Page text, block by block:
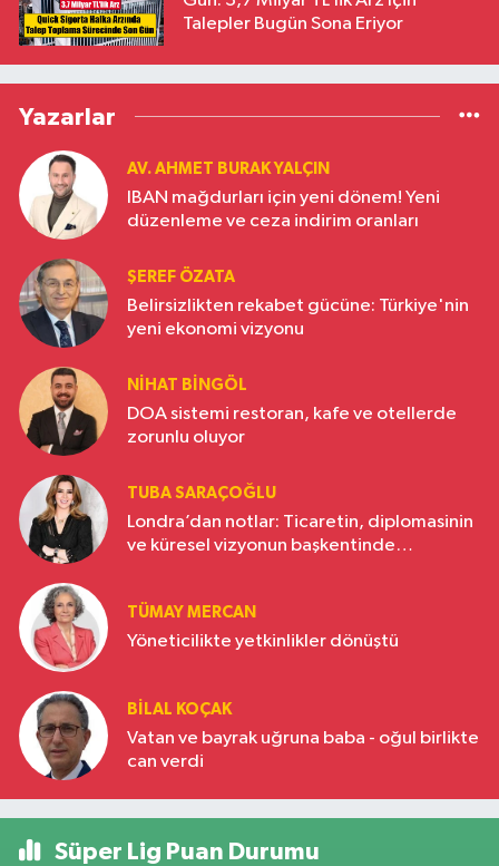
Talepler Bugün Sona Eriyor
Yazarlar
AV. AHMET BURAK YALÇIN
IBAN mağdurları için yeni dönem! Yeni
düzenleme ve ceza indirim oranları
ŞEREF ÖZATA
Belirsizlikten rekabet gücüne: Türkiye'nin
yeni ekonomi vizyonu
NIHAT BINGÖL
DOA sistemi restoran, kafe ve otellerde
zorunlu oluyor
TUBA SARAÇOĞLU
Londra’dan notlar: Ticaretin, diplomasinin
ve küresel vizyonun başkentinde
TÜMAY MERCAN
Yöneticilikte yetkinlikler dönüştü
BILAL KOÇAK
Vatan ve bayrak uğruna baba - oğul birlikte
can verdi
Süper Lig Puan Durumu